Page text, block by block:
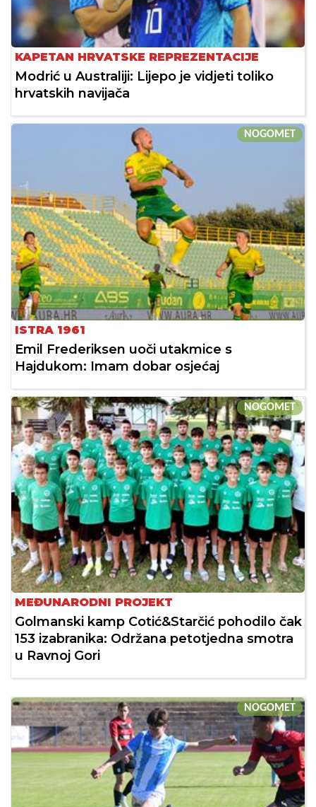
KAPETAN HRVATSKE REPREZENTACIJE
Modrić u Australiji: Lijepo je vidjeti toliko
hrvatskih navijača
NOGOMET
ISTRA 1961
Emil Frederiksen uoči utakmice s
Hajdukom: Imam dobar osjećaj
NOGOMET
MEĐUNARODNI PROJEKT
Golmanski kamp Cotić&Starčić pohodilo čak
153 izabranika: Održana petotjedna smotra
u Ravnoj Gori
NOGOMET